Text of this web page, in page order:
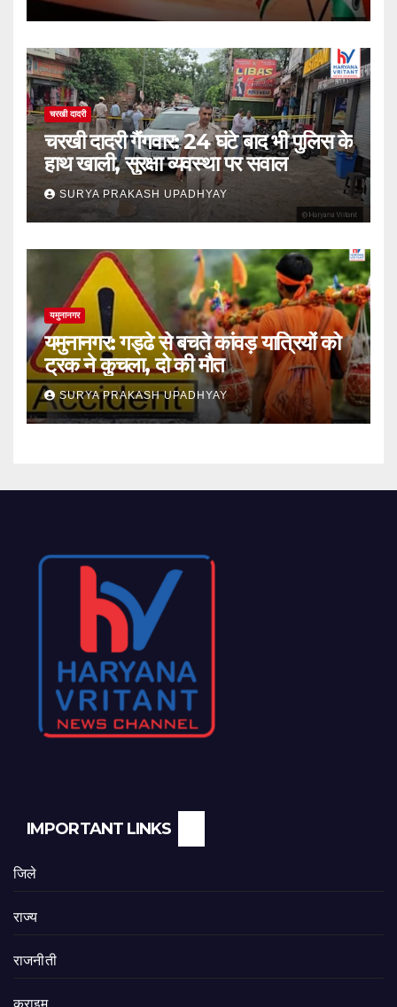
चरखी दादरी
चरखी दादरी गैंगवार: 24 घंटे बाद भी पुलिस के
हाथ खाली, सुरक्षा व्यवस्था पर सवाल
SURYA PRAKASH UPADHYAY
यमुनानगर
यमुनानगर: गड्ढे से बचते कांवड़ यात्रियों को
ट्रक ने कुचला, दो की मौत
SURYA PRAKASH UPADHYAY
IMPORTANT LINKS
जिले
राज्य
राजनीती
क्राइम